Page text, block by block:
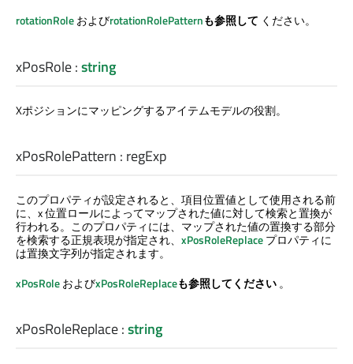
rotationRoleおよびrotationRolePatternも参照して ください。
xPosRole:string
Xポジションにマッピングするアイテムモデルの役割。
xPosRolePattern : regExp
このプロパティが設定されると、項目位置値として使用される前
に、x 位置ロールによってマップされた値に対して検索と置換が
行われる。このプロパティには、マップされた値の置換する部分
を検索する正規表現が指定され、 xPosRoleReplaceプロパティに
は置換文字列が指定されます。
xPosRoleおよびxPosRoleReplaceも参照してください。
xPosRoleReplace:string